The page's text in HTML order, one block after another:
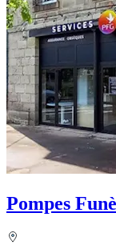
Pompes